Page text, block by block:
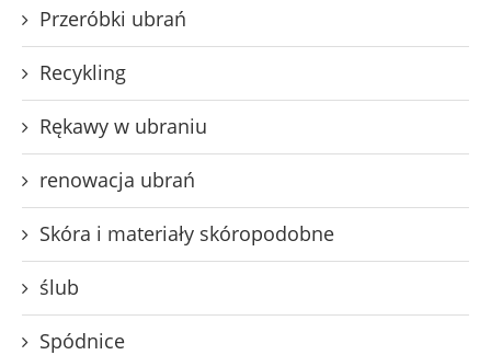
Przeróbki ubrań
Recykling
Rękawy w ubraniu
renowacja ubrań
Skóra i materiały skóropodobne
ślub
Spódnice